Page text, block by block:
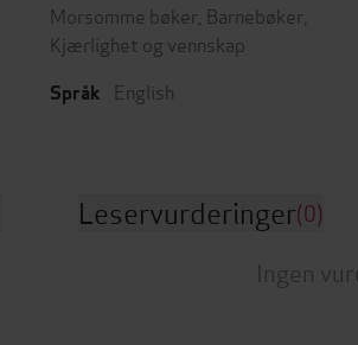
Morsomme bøker Barnebøker
Kjærlighet og vennskap
Språk English
Leservurderinger(0)
Ingen